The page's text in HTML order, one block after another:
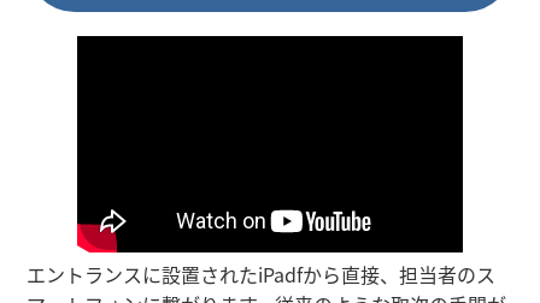
エントランスに設置されたiPadfから直接、担当者のス